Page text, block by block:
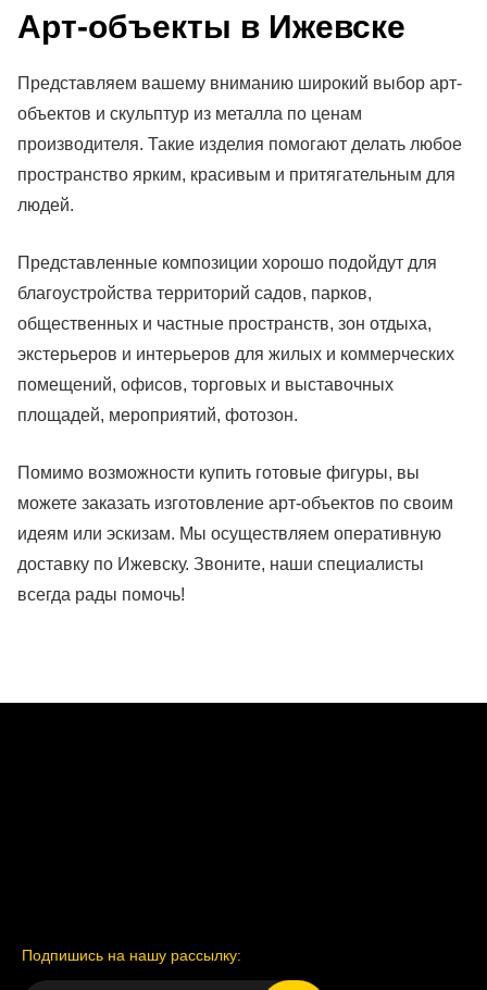
Арт-объекты в Ижевске
Представляем вашему вниманию широкий выбор арт-
объектов и скульптур из металла по ценам
производителя. Такие изделия помогают делать любое
пространство ярким, красивым и притягательным для
людей.
Представленные композиции хорошо подойдут для
благоустройства территорий садов, парков,
общественных и частные пространств, зон отдыха,
экстерьеров и интерьеров для жилых и коммерческих
помещений, офисов, торговых и выставочных
площадей, мероприятий, фотозон.
Помимо возможности купить готовые фигуры, вы
можете заказать изготовление арт-объектов по своим
идеям или эскизам. Мы осуществляем оперативную
доставку по Ижевску. Звоните, наши специалисты
всегда рады помочь!
Подпишись на нашу рассылку: